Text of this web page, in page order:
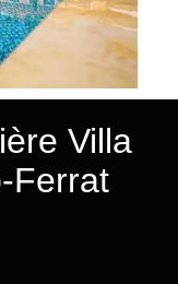
Villa
Ferrat